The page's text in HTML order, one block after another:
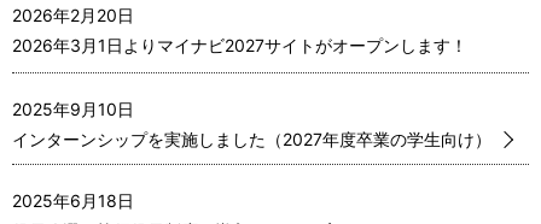
b
n
a
v
i
N
a
v
i
g
2026年2月20日
2026年3月1日よりマイナビ2027サイトがオープンします！
2025年9月10日
インターンシップを実施しました（2027年度卒業の学生向け）
2025年6月18日